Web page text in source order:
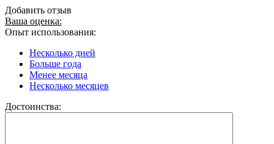
Добавить отзыв
Ваша оценка:
Опыт использования:
Несколько дней
Больше года
Менее месяца
Несколько месяцев
Достоинства: